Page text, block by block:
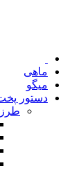
ماهی
میگو
دستور
طرز